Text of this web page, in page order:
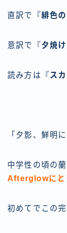
直訳で『緋色
意訳で『夕焼
読み方は『 ス
「夕影、鮮明
中学性の頃の
Afterglowにと
初めてでこの